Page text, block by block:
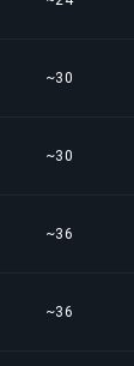
~30
~30
~36
~36